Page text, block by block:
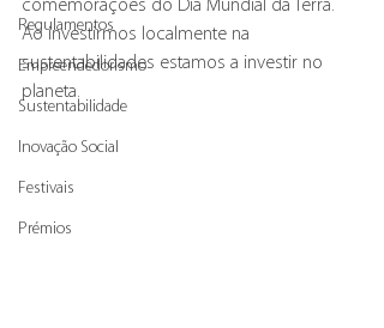
Regulamentos
Empreendedorismo
Sustentabilidade
Inovação Social
Festivais
Prémios
comemorações do Dia Mundial da Terra.
Ao investirmos localmente na
sustentabilidades estamos a investir no
planeta.